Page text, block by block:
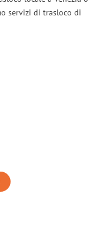
servizi di trasloco di